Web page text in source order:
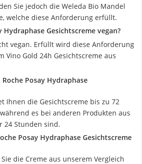
Sie jedoch die Weleda Bio Mandel
welche diese Anforderung erfüllt.
Hydraphase Gesichtscreme vegan?
vegan. Erfüllt wird diese Anforderung
Vino Gold 24h Gesichtscreme aus
Posay Hydraphase
Ihnen die Gesichtscreme bis zu 72
es bei anderen Produkten aus
24 Stunden sind.
Posay Hydraphase Gesichtscreme
die Creme aus unserem Vergleich